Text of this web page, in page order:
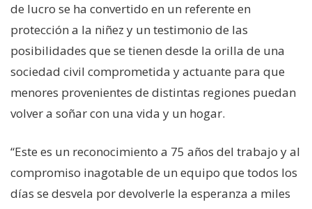
de lucro se ha convertido en un referente en
protección a la niñez y un testimonio de las
posibilidades que se tienen desde la orilla de una
sociedad civil comprometida y actuante para que
menores provenientes de distintas regiones puedan
volver a soñar con una vida y un hogar.
“Este es un reconocimiento a 75 años del trabajo y al
compromiso inagotable de un equipo que todos los
días se desvela por devolverle la esperanza a miles